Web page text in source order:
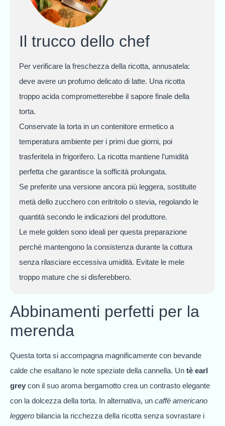
Il trucco dello chef
Per verificare la freschezza della ricotta, annusatela:
deve avere un profumo delicato di latte. Una ricotta
troppo acida comprometterebbe il sapore finale della
torta.
Conservate la torta in un contenitore ermetico a
temperatura ambiente per i primi due giorni, poi
trasferitela in frigorifero. La ricotta mantiene l’umidità
perfetta che garantisce la sofficità prolungata.
Se preferite una versione ancora più leggera, sostituite
metà dello zucchero con eritritolo o stevia, regolando le
quantità secondo le indicazioni del produttore.
Le mele golden sono ideali per questa preparazione
perché mantengono la consistenza durante la cottura
senza rilasciare eccessiva umidità. Evitate le mele
troppo mature che si disferebbero.
Abbinamenti perfetti per la
merenda
Questa torta si accompagna magnificamente con bevande
calde che esaltano le note speziate della cannella. Un tè earl
grey con il suo aroma bergamotto crea un contrasto elegante
con la dolcezza della torta. In alternativa, un caffè americano
leggero bilancia la ricchezza della ricotta senza sovrastare i